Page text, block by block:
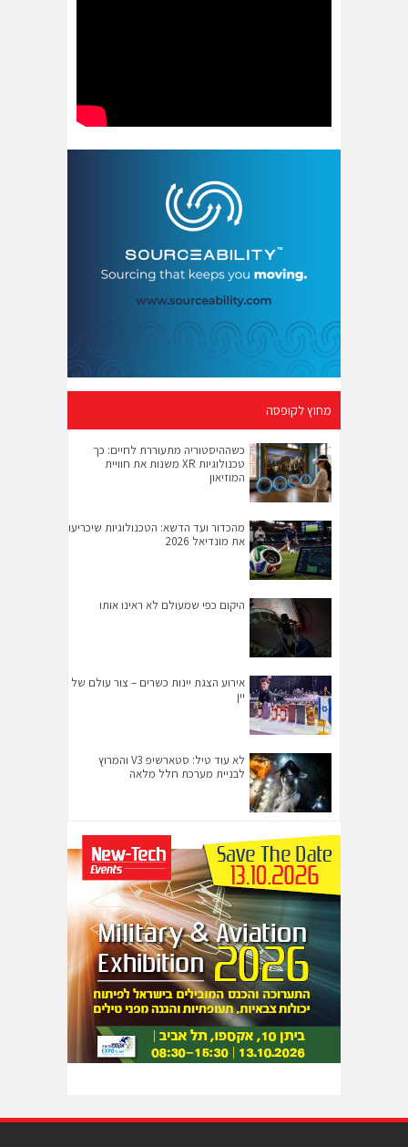
מחוץ לקופסה
כשההיסטוריה מתעוררת לחיים: כך
טכנולוגיות XR משנות את חוויית
המוזיאון
מהכדור ועד הדשא: הטכנולוגיות שיכריעו
את מונדיאל 2026
היקום כפי שמעולם לא ראינו אותו
אירוע הצגת יינות כשרים – צור עולם של
יין
לא עוד טיל: סטארשיפ V3 והמרוץ
לבניית מערכת חלל מלאה